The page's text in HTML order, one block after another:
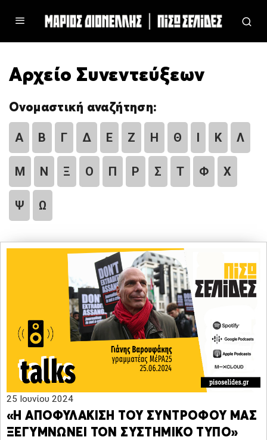
Αρχείο Συνεντεύξεων
Ονομαστική αναζήτηση:
Α Β Γ Δ Ε Ζ Η Θ Ι Κ Λ
Μ Ν Ξ Ο Π Ρ Σ Τ Φ Χ
Ψ Ω
25 Ιουνίου 2024
«Η ΑΠΟΦΥΛΑΚΙΣΗ ΤΟΥ ΣΥΝΤΡΟΦΟΥ ΜΑΣ
ΞΕΓΥΜΝΩΝΕΙ ΤΟΝ ΣΥΣΤΗΜΙΚΟ ΤΥΠΟ»